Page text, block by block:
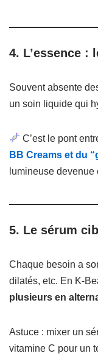
4. L’essence
Souvent absente
un soin liquide qui
C’est le pont
BB Creams et du
lumineuse
5. Le sérum
Chaque besoin a
dilatés, etc. En K-
plusieurs en
Astuce : mixer un
vitamine C pour un